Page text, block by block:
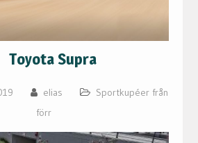
Toyota Supra
elias
Sportkupéer från
förr